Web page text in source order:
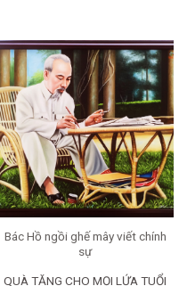
Bác Hồ ngồi ghế mây viết chính
sự
QUÀ TẶNG CHO MỌI LỨA TUỔI